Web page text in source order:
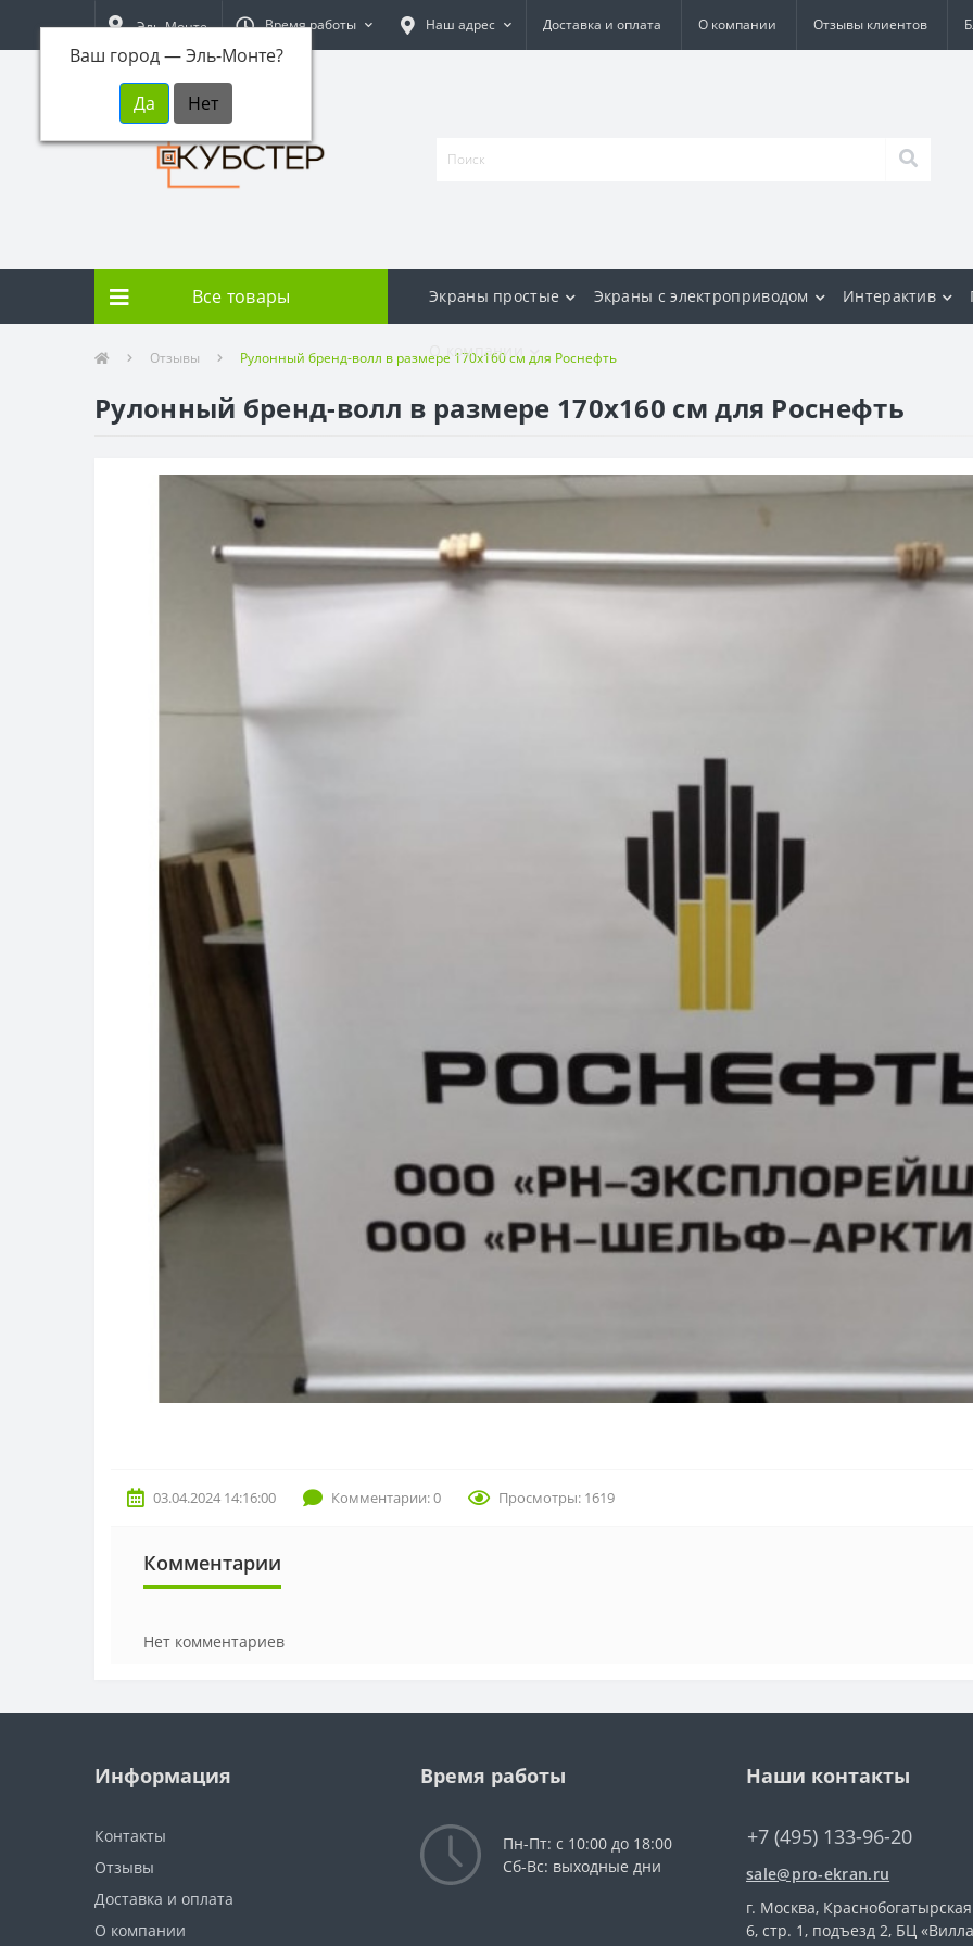
Эль-Монте
Ваш город —Эль-Монте?
Время работы Наш адрес Доставка и оплата О компании Отзывы клиентов
Все товары Экраны простые Экраны с электроприводом Интерактив
О компании
Отзывы Рулонный бренд-волл в размере 170х160 см для Роснефть
Рулонный бренд-волл в размере 170х160 см для Роснефть
03.04.2024 14:16:00 Комментарии: 0 Просмотры: 1619
Комментарии
Нет комментариев
Информация
Контакты
Отзывы
Доставка и оплата
О компании
Время работы
Пн-Пт: с 10:00 до 18:00
Сб-Вс: выходные дни
Наши контакты
+7 (495) 133-96-20
sale@pro-ekran.ru
г. Москва,
6, стр. 1, подъезд 2, БЦ «Вилла